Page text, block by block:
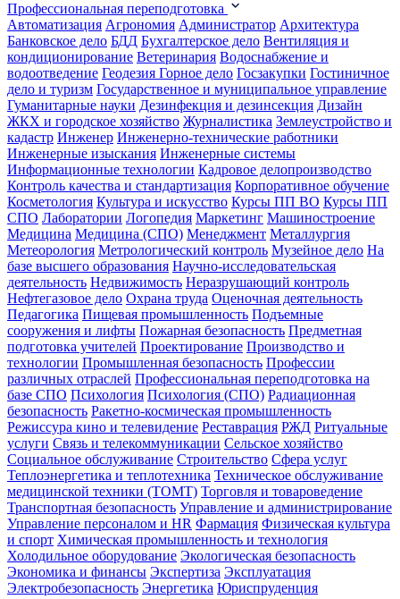
Профессиональная переподготовка
Автоматизация Агрономия Администратор Архитектура
Банковское дело БДД Бухгалтерское дело Вентиляция и
кондиционирование Ветеринария Водоснабжение и
водоотведение Геодезия Горное дело Госзакупки Гостиничное
дело и туризм Государственное и муниципальное управление
Гуманитарные науки Дезинфекция и дезинсекция Дизайн
ЖКХ и городское хозяйство Журналистика Землеустройство и
кадастр Инженер Инженерно-технические работники
Инженерные изыскания Инженерные системы
Информационные технологии Кадровое делопроизводство
Контроль качества и стандартизация Корпоративное обучение
Косметология Культура и искусство Курсы ПП ВО Курсы ПП
СПО Лаборатории Логопедия Маркетинг Машиностроение
Медицина Медицина (СПО) Менеджмент Металлургия
Метеорология Метрологический контроль Музейное дело На
базе высшего образования Научно-исследовательская
деятельность Недвижимость Неразрушающий контроль
Нефтегазовое дело Охрана труда Оценочная деятельность
Педагогика Пищевая промышленность Подъемные
сооружения и лифты Пожарная безопасность Предметная
подготовка учителей Проектирование Производство и
технологии Промышленная безопасность Профессии
различных отраслей Профессиональная переподготовка на
базе СПО Психология Психология (СПО) Радиационная
безопасность Ракетно-космическая промышленность
Режиссура кино и телевидение Реставрация РЖД Ритуальные
услуги Связь и телекоммуникации Сельское хозяйство
Социальное обслуживание Строительство Сфера услуг
Теплоэнергетика и теплотехника Техническое обслуживание
медицинской техники (ТОМТ) Торговля и товароведение
Транспортная безопасность Управление и администрирование
Управление персоналом и HR Фармация Физическая культура
и спорт Химическая промышленность и технология
Холодильное оборудование Экологическая безопасность
Экономика и финансы Экспертиза Эксплуатация
Электробезопасность Энергетика Юриспруденция